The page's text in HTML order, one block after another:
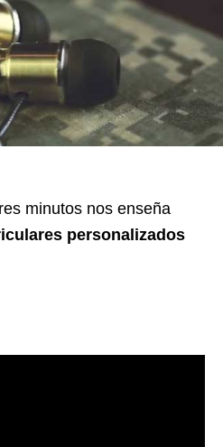
minutos nos enseña
personalizados